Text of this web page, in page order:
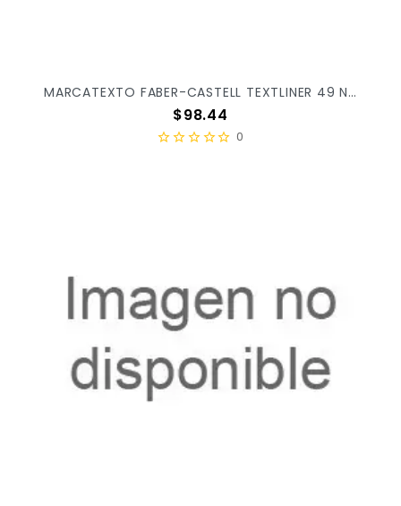
MARCATEXTO FABER-CASTELL TEXTLINER 49 NARANJA C/12PZ 554915
Precio
$98.44
0